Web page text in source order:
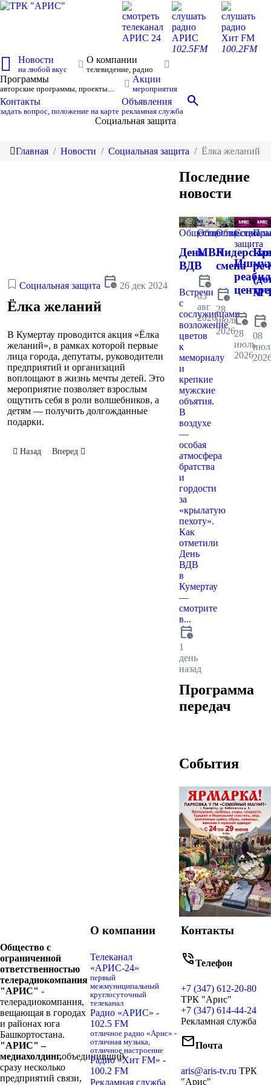
смотреть
телеканал
АРИС 24
слушать
радио
АРИС
102.5FM
слушать
радио
Хит FM
100.2FM
Новости
на любой вкус
О компании
телевидение, радио
Программы
авторские программы, проекты...
Акции
мероприятия
Контакты
задать вопрос, положение на карте
Объявления
рекламная служба
search
Социальная защита
Главная Новости Социальная защита Ёлка желаний
Социальная защита calendar_clock 26 дек 2024
Ёлка желаний
В Кумертау проводится акция «Ёлка
желаний», в рамках которой первые
лица города, депутаты, руководители
предприятий и организаций
воплощают в жизнь мечты детей. Это
мероприятие позволяет взрослым
ощутить себя в роли волшебников, а
детям — получить долгожданные
подарки.
Предыдущий: Ёлка главы
Назад Следующий: Дом для курсантов, юнармейцев и патриотов
Вперед
Последние
новости
Общество
День
ВДВ
Встречи
с
сослуживцами,
возложение
цветов
к
мемориалу
и
крепкие
мужские
объятия.
В
воздухе
—
особая
атмосфера
братства
и
гордости
за
«крылатую
пехоту».
Как
отметили
День
ВДВ
в
Кумертау
—
смотрите
в...
calendar_clock
1
день
назад
Общество
МВК
calendar_clock
03
авг
2026
Общество
смена
calendar_clock
28
июль
2026
защита
центре
calendar_clock
28
июль
2026
calendar_clock
08
Программа
передач
События
Общество с
ограниченной
ответственностью
телерадиокомпания
"АРИС" -
телерадиокомпания,
вещающая в городах
и районах юга
Башкортостана.
"АРИС" –
медиахолдинг,объединивший
сразу несколько
предприятий связи,
О компании
Телеканал
«АРИС-24»
первый
межмуниципальный
круглосуточный
телеканал
Радио «АРИС» -
102.5 FM
отличное радио «Арис» -
отличная музыка,
отличное настроение
Радио «Хит FM» -
100.2 FM
Рекламная служба
Контакты
phone_in_talkТелефон
+7 (347) 612-20-80
ТРК "Арис"
+7 (347) 614-44-24
Рекламная служба
mailПочта
aris@aris-tv.ru ТРК
"Арис"